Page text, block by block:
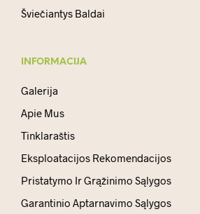
Šviečiantys Baldai
INFORMACIJA
Galerija
Apie Mus
Tinklaraštis
Eksploatacijos Rekomendacijos
Pristatymo Ir Grąžinimo Sąlygos
Garantinio Aptarnavimo Sąlygos